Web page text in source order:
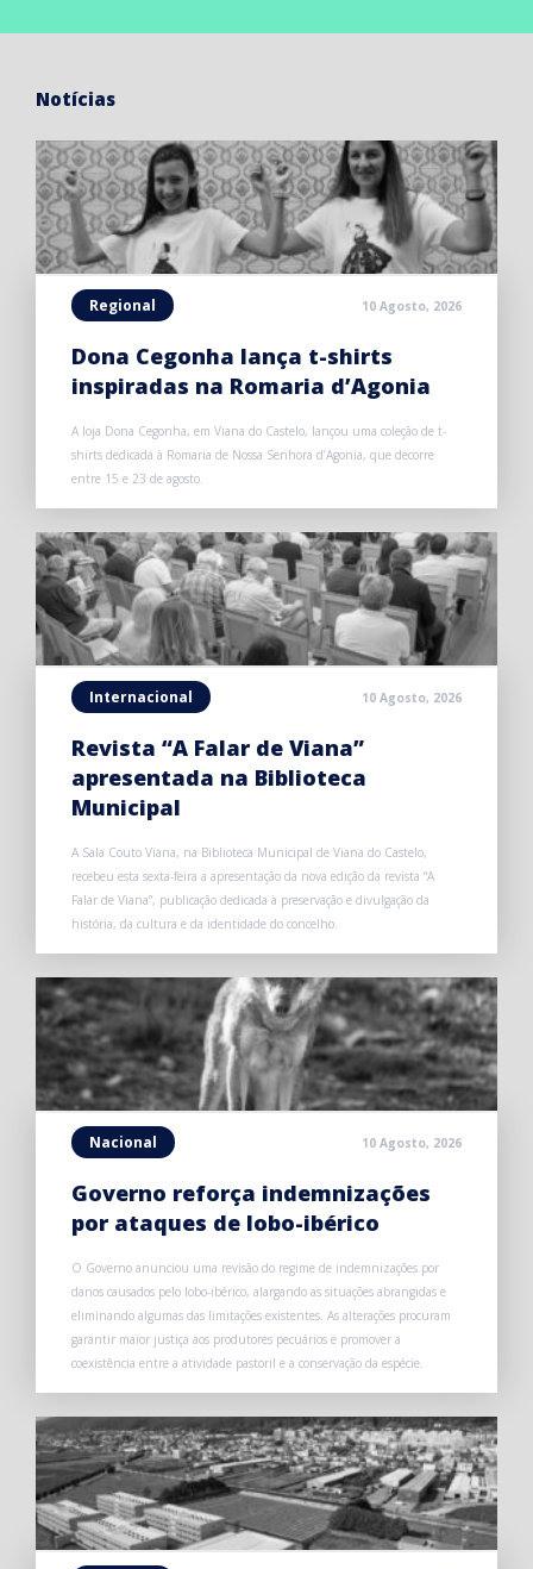
Notícias
Regional 10 Agosto, 2026
Dona Cegonha lança t-shirts
inspiradas na Romaria d’Agonia
A loja Dona Cegonha, em Viana do Castelo, lançou uma coleção de t-
shirts dedicada à Romaria de Nossa Senhora d’Agonia, que decorre
entre 15 e 23 de agosto.
Internacional 10 Agosto, 2026
Revista “A Falar de Viana”
apresentada na Biblioteca
Municipal
A Sala Couto Viana, na Biblioteca Municipal de Viana do Castelo,
recebeu esta sexta-feira a apresentação da nova edição da revista “A
Falar de Viana”, publicação dedicada à preservação e divulgação da
história, da cultura e da identidade do concelho.
Nacional 10 Agosto, 2026
Governo reforça indemnizações
por ataques de lobo-ibérico
O Governo anunciou uma revisão do regime de indemnizações por
danos causados pelo lobo-ibérico, alargando as situações abrangidas e
eliminando algumas das limitações existentes. As alterações procuram
garantir maior justiça aos produtores pecuários e promover a
coexistência entre a atividade pastoril e a conservação da espécie.